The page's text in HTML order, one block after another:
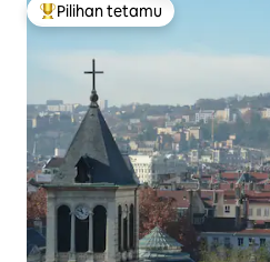
Pilihan utama tetamu
Pilihan tetamu